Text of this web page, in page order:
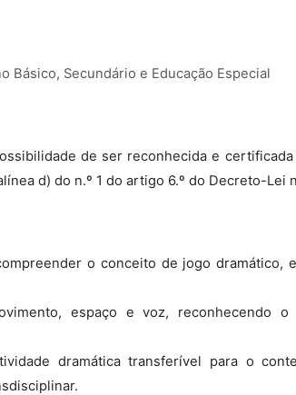
Básico, Secundário e Educação Especial
de ser reconhecida e
d) do n.º 1 do artigo 6.º do Decreto-Lei
o conceito de jogo dramático,
espaço e voz, reconhecendo o
dramática transferível para o